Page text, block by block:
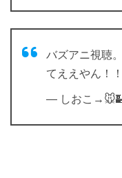
バズアニ視聴
てええやん！
— しおこ